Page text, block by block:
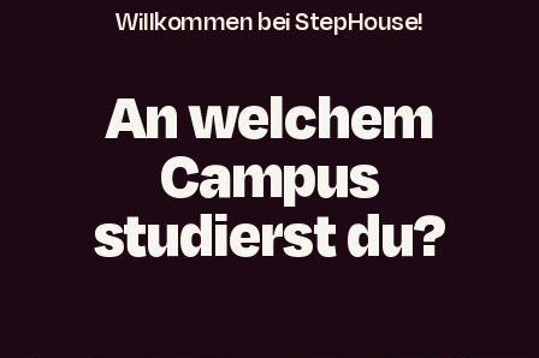
WillkommenbeiStepHouse!
Anwelchem
Campus
studierstdu?